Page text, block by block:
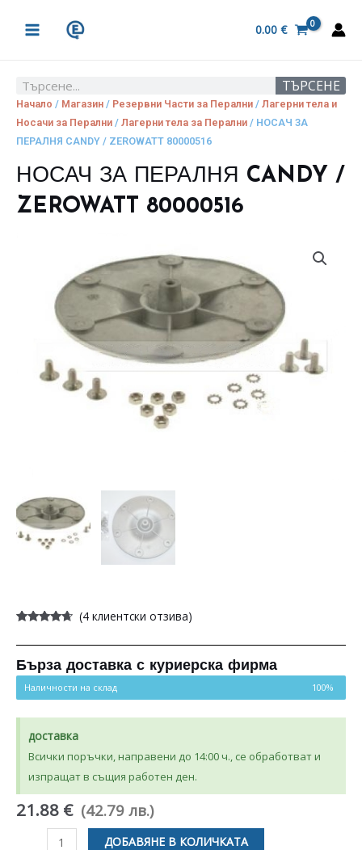
MENU
0.00 €
Search ТЪРСЕНЕ
Начало / Магазин / Резервни Части за Перални / Лагерни тела и
Носачи за Перални / Лагерни тела за Перални / НОСАЧ ЗА
ПЕРАЛНЯ CANDY / ZEROWATT 80000516
НОСАЧ ЗА ПЕРАЛНЯ CANDY /
ZEROWATT 80000516
4.50от 5,
на
потребителски
оценки
(4клиентски отзива)
Бърза доставка с куриерска фирма
Наличности на склад 100%
доставка
Всички поръчки, направени до 14:00 ч., се обработват и
изпращат в същия работен ден.
21.88 € (42.79 лв.)
количество
ДОБАВЯНЕ В КОЛИЧКАТА